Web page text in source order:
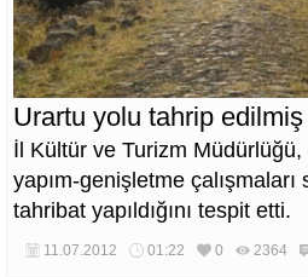
Urartu yolu tahrip edilmiş
İl Kültür ve Turizm
yapım-genişletme çalışmaları
tahribat yapıldığını tespit etti.
11.07.2012 01:22 0 2364